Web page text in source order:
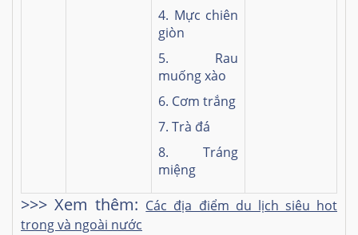
4. Mực chiên
giòn
5. Rau
muống xào
6. Cơm trắng
7. Trà đá
8. Tráng
miệng
>>> Xem thêm: Các địa điểm du lịch siêu hot
trong và ngoài nước